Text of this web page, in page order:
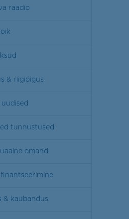
raadio
& riigiõigus
tunnustused
omand
& kaubandus